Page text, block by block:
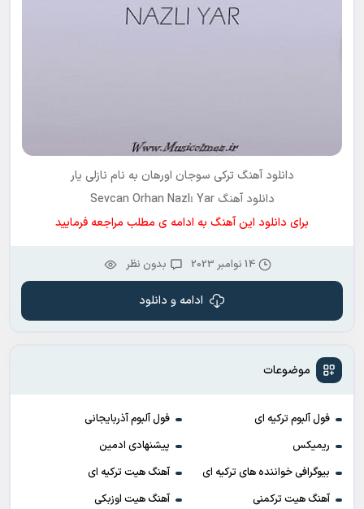
موضوعات
فول آلبوم ترکیه ای
فول آلبوم آذربایجانی
ریمیکس
پیشنهادی ادمین
بیوگرافی خواننده های ترکیه ای
آهنگ هیت ترکیه ای
آهنگ هیت ترکمنی
آهنگ هیت اوزبکی
دانلود آهنگ ترکی سوجان اورهان به نام نازلی یار
دانلود آهنگ Sevcan Orhan Nazlı Yar
برای دانلود این آهنگ به ادامه ی مطلب مراجعه فرمایید
14 نوامبر 2023 بدون نظر
ادامه و دانلود